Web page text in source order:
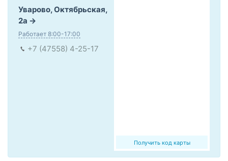
Получить код карты
Уварово, Октябрьская,
2а
Работает 8:00-17:00
+7 (47558) 4-25-17